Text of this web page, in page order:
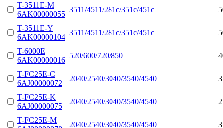
T-3511E-M
6AK00000055
3511/4511/281c/351c/451c
T-3511E-Y
6AK00000104
3511/4511/281c/351c/451c
T-6000E
6AK00000016
520/600/720/850
T-FC25E-C
6AJ00000072
2040/2540/3040/3540/4540
T-FC25E-K
6AJ00000075
2040/2540/3040/3540/4540
T-FC25E-M
2040/2540/3040/3540/4540